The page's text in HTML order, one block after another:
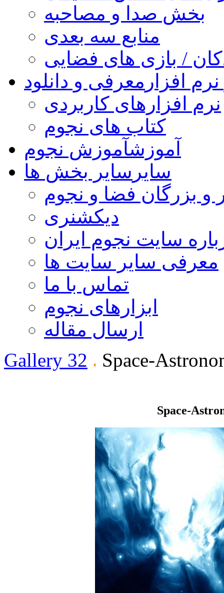
بخش صدا و مصاحبه
منابع سه بعدی
/ بازی های فضایی
افزار معرفی و دانلود
نرم افزارهای کاربردی
کتاب های نجوم
آموزشآموزش نجوم
سایر سایر بخش ها
و بزرگان فضا و نجوم
دیکشنری
سایت نجوم ایران
معرفی سایر سایت ها
تماس با ما
ابزارهای نجوم
ارسال مقاله
Gallery 32
Space-
Space-